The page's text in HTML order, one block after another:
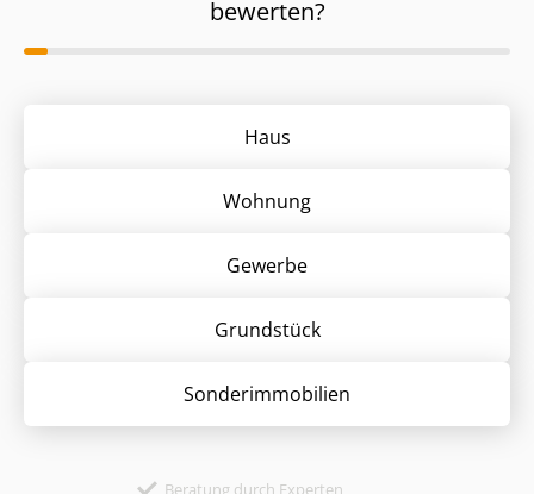
bewerten?
Haus
Wohnung
Gewerbe
Grund­stück
Sonder­immobilien
Beratung durch Experten